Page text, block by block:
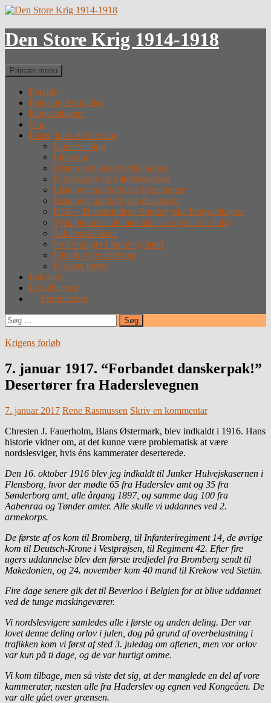
Hop
indhold
Den Store Krig 1914-1918
Søg
Primær menu
Forside
Fotos og Arkivalier
Krigsdeltagere
Om
Lister, links & litteratur
Undervisning
Litteratur
Lister over sønderjyske faldne
Krigergrave og mindesmærker
Liste over sønderjyske krigsfanger
Liste over sønderjyske desertører
DSK – Dansksindede Sønderjyske Krigsdeltagere
Tysk hjemmeside med tabslister (eksternt link)
Alfabetiske lister
Straffefanger i Sønderjylland
Film & videoforedrag
Krigens forløb
Leksikon
Lokalhistorie
Introduction
Søg
efter:
Krigens forløb
7. januar 1917. “Forbandet danskerpak!”
Desertører fra Haderslevegnen
7. januar 2017 Rene Rasmussen Skriv en kommentar
Chresten J. Fauerholm, Blans Østermark, blev indkaldt i 1916. Hans
historie vidner om, at det kunne være problematisk at være
nordslesviger, hvis éns kammerater deserterede.
Den 16. oktober 1916 blev jeg indkaldt til Junker Hulvejskasernen i
Flensborg, hvor der mødte 65 fra Haderslev amt og 35 fra
Sønderborg amt, alle årgang 1897, og samme dag 100 fra
Aabenraa og Tønder amter. Alle skulle vi uddannes ved 2.
armekorps.
De første af os kom til Bromberg, til Infanteriregiment 14, de øvrige
kom til Deutsch-Krone i Vestprøjsen, til Regiment 42. Efter fire
ugers uddannelse blev den første tredjedel fra Bromberg sendt til
Makedonien, og 24. november kom 40 mand til Krekow ved Stettin.
Fire dage senere gik det til Beverloo i Belgien for at blive uddannet
ved de tunge maskingeværer.
Vi nordslesvigere samledes alle i første og anden deling. Der var
lovet denne deling orlov i julen, dog på grund af overbelastning i
trafikken kom vi først af sted 3. juledag om aftenen, men vor orlov
var kun på ti dage, og de var hurtigt omme.
Vi kom tilbage, men så viste det sig, at der manglede en del af vore
kammerater, næsten alle fra Haderslev og egnen ved Kongeåen. De
var alle gået over grænsen.